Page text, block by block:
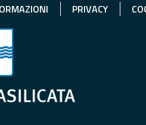
PRIVACY